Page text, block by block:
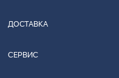
ДОСТАВКА
СЕРВИС